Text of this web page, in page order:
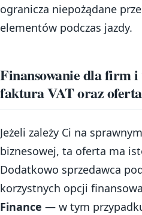
ogranicza niepożądane
elementów podczas jazdy.
Finansowanie dla firm
faktura VAT oraz
Jeżeli zależy Ci na
biznesowej, ta oferta ma
Dodatkowo sprzedawca
korzystnych opcji
Finance — w tym